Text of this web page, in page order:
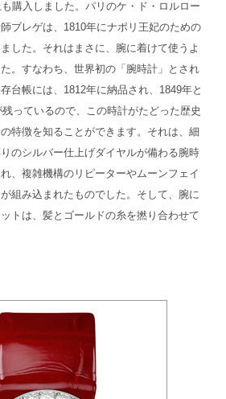
購入しました。パリのケ・ド・ロルロー
ブレゲは、1810年にナポリ王妃のための
した。それはまさに、腕に着けて使うよ
。すなわち、世界初の「腕時計」とされ
台帳には、1812年に納品され、1849年と
っているので、この時計がたどった歴史
特徴を知ることができます。それは、細
のシルバー仕上げダイヤルが備わる腕時
、複雑機構のリピーターやムーンフェイ
組み込まれたものでした。そして、腕に
トは、髪とゴールドの糸を撚り合わせて